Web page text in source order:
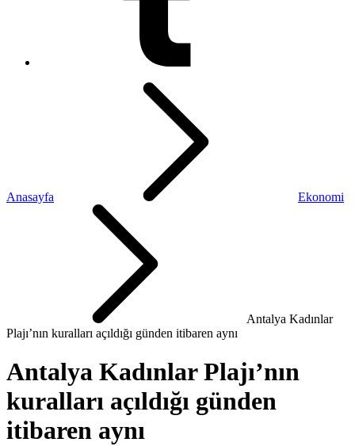
Anasayfa Ekonomi
Antalya Kadınlar
Plajı’nın kuralları açıldığı günden itibaren aynı
Antalya Kadınlar Plajı’nın
kuralları açıldığı günden
itibaren aynı